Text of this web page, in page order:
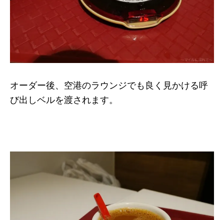
オーダー後、空港のラウンジでも良く見かける呼
び出しベルを渡されます。